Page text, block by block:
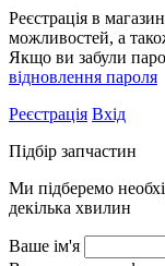
Реєстрація в
можливостей, а
Якщо ви забули
відновлення пароля
Реєстрація Вхід
Підбір запчастин
Ми підберемо
декілька хвилин
Ваше ім'я